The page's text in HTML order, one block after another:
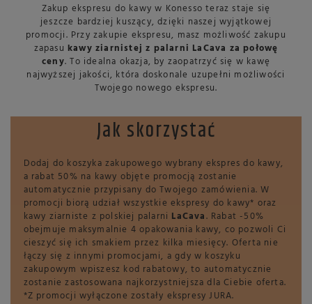
Zakup ekspresu do kawy w Konesso teraz staje się
jeszcze bardziej kuszący, dzięki naszej wyjątkowej
promocji. Przy zakupie ekspresu, masz możliwość zakupu
zapasu kawy ziarnistej z palarni LaCava za połowę
ceny. To idealna okazja, by zaopatrzyć się w kawę
najwyższej jakości, która doskonale uzupełni możliwości
Twojego nowego ekspresu.
Jak skorzystać
Dodaj do koszyka zakupowego wybrany ekspres do kawy,
a rabat 50% na kawy objęte promocją zostanie
automatycznie przypisany do Twojego zamówienia. W
promocji biorą udział wszystkie ekspresy do kawy* oraz
kawy ziarniste z polskiej palarni LaCava. Rabat -50%
obejmuje maksymalnie 4 opakowania kawy, co pozwoli Ci
cieszyć się ich smakiem przez kilka miesięcy. Oferta nie
łączy się z innymi promocjami, a gdy w koszyku
zakupowym wpiszesz kod rabatowy, to automatycznie
zostanie zastosowana najkorzystniejsza dla Ciebie oferta.
*Z promocji wyłączone zostały ekspresy JURA.